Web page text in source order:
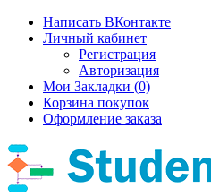
Написать ВКонтакте
Личный кабинет
Регистрация
Авторизация
Мои Закладки (0)
Корзина покупок
Оформление заказа